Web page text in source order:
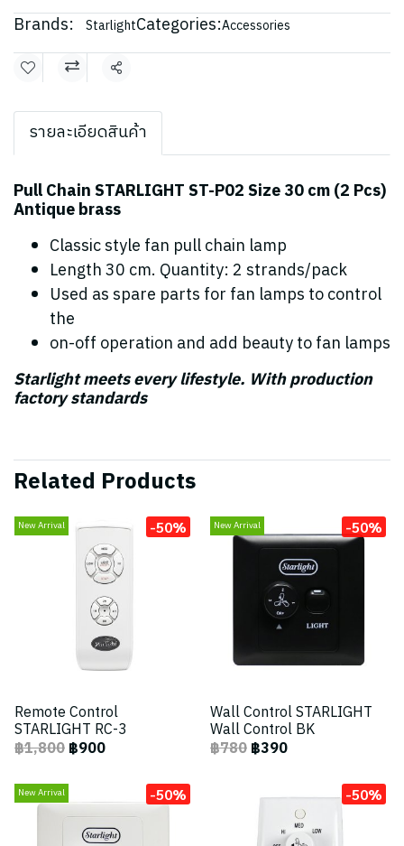
Brands: StarlightCategories:Accessories
Share
รายละเอียดสินค้า
Pull Chain STARLIGHT ST-P02 Size 30 cm (2 Pcs)
Antique brass
Classic style fan pull chain lamp
Length 30 cm. Quantity: 2 strands/pack
Used as spare parts for fan lamps to control
the
on-off operation and add beauty to fan lamps
Starlight meets every lifestyle. With production
factory standards
Related Products
New Arrival -50%
Remote Control
STARLIGHT RC-3
฿1,800฿900
New Arrival -50%
Wall Control STARLIGHT
Wall Control BK
฿780฿390
New Arrival -50% -50%